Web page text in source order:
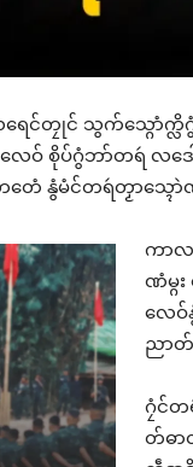
င်တၠုင် သွက်သ္ဂောံက္လိဂွံ
ေဝ် စိုပ်ဂွံဘာ်တရဴ လဒ
တေံ နွံမံင်တရဴတၟာသ္ၚေ
ကာလ
ဏံမ္ဂ
လေဝ်
ညာ
ဂၠံင်တ
တ်ဓာ